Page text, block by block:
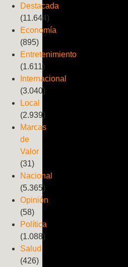
Destacada
(11.644)
Economía
(895)
Entretenimiento
(1.611)
Internacional
(3.040)
Local
(2.939)
Marcas
de
Valor
(31)
Nacional
(5.365)
Opinión
(58)
Política
(1.088)
Salud
(426)